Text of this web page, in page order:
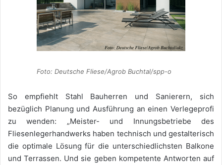
Foto: Deutsche Fliese/Agrob Buchtal/spp-o
So empfiehlt Stahl Bauherren und Sanierern, sich
bezüglich Planung und Ausführung an einen Verlegeprofi
zu wenden: „Meister- und Innungsbetriebe des
Fliesenlegerhandwerks haben technisch und gestalterisch
die optimale Lösung für die unterschiedlichsten Balkone
und Terrassen. Und sie geben kompetente Antworten auf